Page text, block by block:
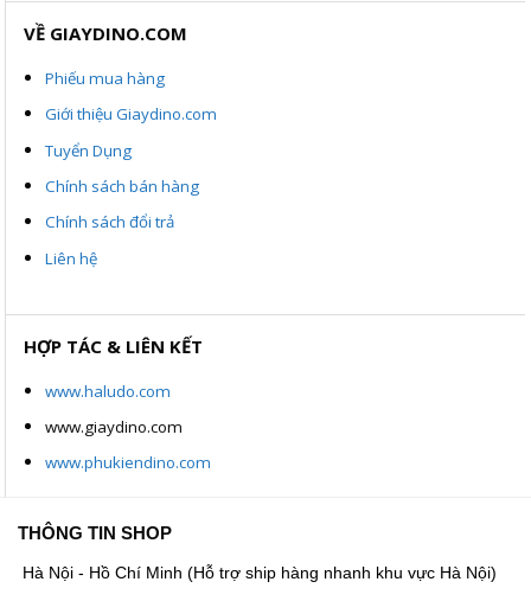
VỀ GIAYDINO.COM
Phiếu mua hàng
Giới thiệu Giaydino.com
Tuyển Dụng
Chính sách bán hàng
Chính sách đổi trả
Liên hệ
HỢP TÁC & LIÊN KẾT
www.haludo.com
www.giaydino.com
www.phukiendino.com
THÔNG TIN SHOP
Hà Nội - Hồ Chí Minh (Hỗ trợ ship hàng nhanh khu vực Hà Nội)